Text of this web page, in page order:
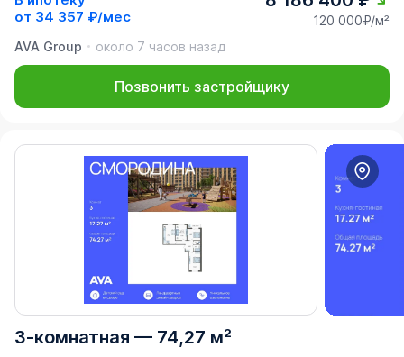
от 34 357 ₽/мес
120 000₽/м²
AVA Group
около 7 часов назад
Позвонить застройщику
3-комнатная — 74,27 м²